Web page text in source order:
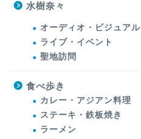
水樹奈々
オーディオ・ビジュアル
ライブ・イベント
聖地訪問
食べ歩き
カレー・アジアン料理
ステーキ・鉄板焼き
ラーメン